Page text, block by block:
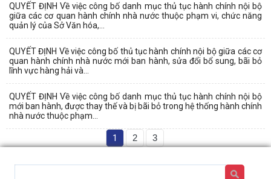
QUYẾT ĐỊNH Về việc công bố danh mục thủ tục hành chính nội bộ
giữa các cơ quan hành chính nhà nước thuộc phạm vi, chức năng
quản lý của Sở Văn hóa,...
QUYẾT ĐỊNH Về việc công bố thủ tục hành chính nội bộ giữa các cơ
quan hành chính nhà nước mới ban hành, sửa đổi bổ sung, bãi bỏ
lĩnh vực hàng hải và...
QUYẾT ĐỊNH Về việc công bố danh mục thủ tục hành chính nội bộ
mới ban hành, được thay thế và bị bãi bỏ trong hệ thống hành chính
nhà nước thuộc phạm...
1 2 3